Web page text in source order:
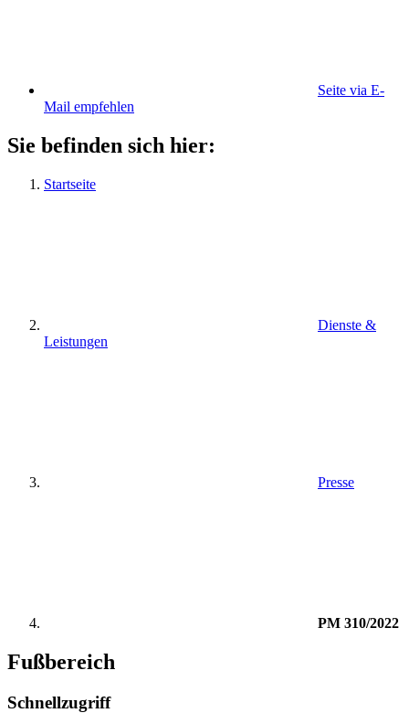
Seite via E-
Mail empfehlen
Sie befinden sich hier:
Startseite
Dienste &
Leistungen
Presse
PM 310/2022
Fußbereich
Schnellzugriff